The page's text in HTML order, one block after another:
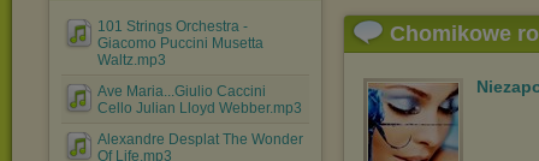
101 Strings Orchestra -
Giacomo Puccini Musetta
Waltz.mp3
Ave Maria...Giulio Caccini
Cello Julian Lloyd Webber.mp3
Alexandre Desplat The Wonder
Of Life.mp3
Chomikowe